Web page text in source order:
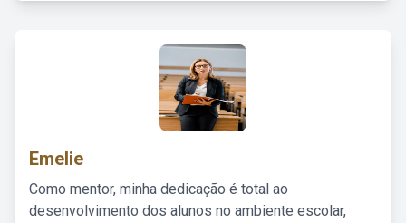
Emelie
Como mentor, minha dedicação é total ao
desenvolvimento dos alunos no ambiente escolar,